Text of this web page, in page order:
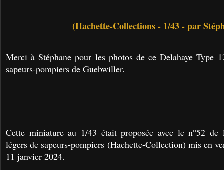
(Hachette-Collections - 1/43 - par
Merci à Stéphane pour les photos de ce Delahaye Type
sapeurs-pompiers de Guebwiller.
Cette miniature au 1/43 était proposée avec le n°52
légers de sapeurs-pompiers (Hachette-Collection) mis en
11 janvier 2024.